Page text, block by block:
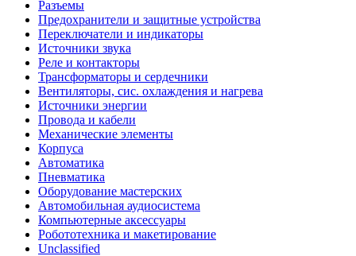
Разъeмы
Предохранители и защитные устройства
Переключатели и индикаторы
Источники звука
Реле и контакторы
Трансформаторы и сердечники
Вентиляторы, сис. охлаждения и нагрева
Источники энергии
Провода и кабели
Механические элементы
Корпуса
Автоматика
Пневматика
Оборудование мастерских
Автомобильная аудиосистема
Компьютерные аксессуары
Робототехника и макетирование
Unclassified